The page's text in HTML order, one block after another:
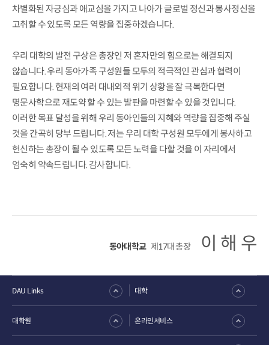
차별화된 자긍심과 애교심을 가지고 나아가 글로벌 정신과 봉사정신을
고취할 수 있도록 모든 역량을 집중하겠습니다.
우리 대학의 발전 구상은 총장인 저 혼자만의 힘으로는 해결되지
않습니다. 우리 동아가족 구성원들 모두의 적극적인 관심과 협력이
필요합니다. 현재의 여러 대내외적 위기 상황을 잘 극복한다면
명문사학으로 재도약 할 수 있는 발판을 마련할 수 있을 것입니다.
이러한 목표 달성을 위해 우리 동아인들의 지혜와 역량을 집중해 주실
것을 간곡히 당부 드립니다. 저는 우리 대학 구성원 모두에게 봉사하고
헌신하는 총장이 될 수 있도록 모든 노력을 다할 것을 이 자리에서
엄숙히 약속드립니다. 감사합니다.
동아대학교 제17대 총장 이 해 우
DAU Links 대학
대학원 온라인서비스